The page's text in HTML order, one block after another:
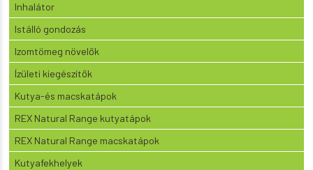
Inhalátor
Istálló gondozás
Izomtömeg növelők
Ízületi kiegészítők
Kutya-és macskatápok
REX Natural Range kutyatápok
REX Natural Range macskatápok
Kutyafekhelyek